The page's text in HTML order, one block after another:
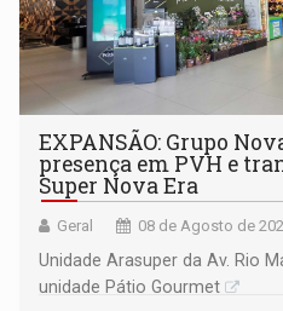
EXPANSÃO: Grupo
presença em PVH e
Super Nova Era
Geral 08 de Agosto de
Unidade Arasuper da Av. Rio
unidade Pátio Gourmet